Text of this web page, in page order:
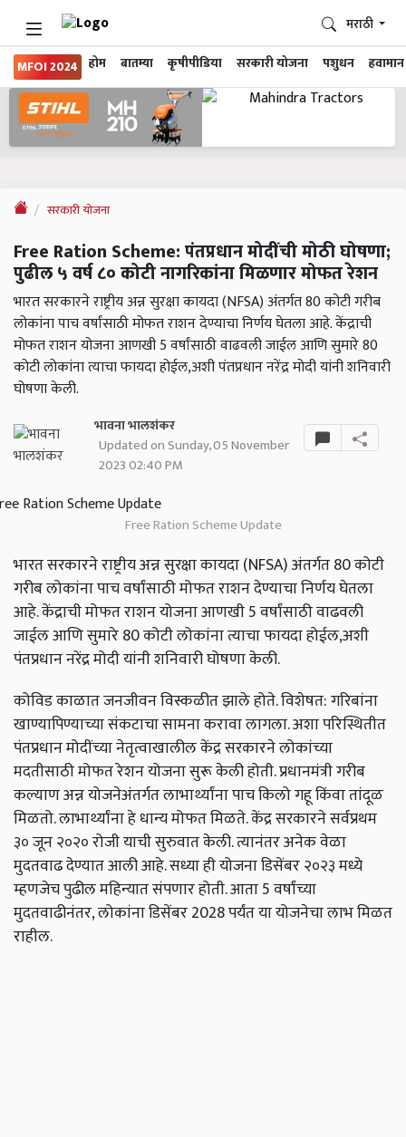
MFOI 2024 होम बातम्या कृषीपीडिया सरकारी योजना पशुधन हवामान
मराठी
सरकारी योजना
Free Ration Scheme: पंतप्रधान मोदींची मोठी घोषणा;
पुढील ५ वर्ष ८० कोटी नागरिकांना मिळणार मोफत रेशन
भारत सरकारने राष्ट्रीय अन्न सुरक्षा कायदा (NFSA) अंतर्गत 80 कोटी गरीब
लोकांना पाच वर्षांसाठी मोफत राशन देण्याचा निर्णय घेतला आहे. केंद्राची
मोफत राशन योजना आणखी 5 वर्षांसाठी वाढवली जाईल आणि सुमारे 80
कोटी लोकांना त्याचा फायदा होईल,अशी पंतप्रधान नरेंद्र मोदी यांनी शनिवारी
घोषणा केली.
भावना भालशंकर
Updated on Sunday, 05 November
2023 02:40 PM
Free Ration Scheme Update
भारत सरकारने राष्ट्रीय अन्न सुरक्षा कायदा (NFSA) अंतर्गत 80 कोटी
गरीब लोकांना पाच वर्षांसाठी मोफत राशन देण्याचा निर्णय घेतला
आहे. केंद्राची मोफत राशन योजना आणखी 5 वर्षांसाठी वाढवली
जाईल आणि सुमारे 80 कोटी लोकांना त्याचा फायदा होईल,अशी
पंतप्रधान नरेंद्र मोदी यांनी शनिवारी घोषणा केली.
कोविड काळात जनजीवन विस्कळीत झाले होते. विशेषत: गरिबांना
खाण्यापिण्याच्या संकटाचा सामना करावा लागला. अशा परिस्थितीत
पंतप्रधान मोदींच्या नेतृत्वाखालील केंद्र सरकारने लोकांच्या
मदतीसाठी मोफत रेशन योजना सुरू केली होती. प्रधानमंत्री गरीब
कल्याण अन्न योजनेअंतर्गत लाभार्थ्यांना पाच किलो गहू किंवा तांदूळ
मिळतो. लाभार्थ्यांना हे धान्य मोफत मिळते. केंद्र सरकारने सर्वप्रथम
३० जून २०२० रोजी याची सुरुवात केली. त्यानंतर अनेक वेळा
मुदतवाढ देण्यात आली आहे. सध्या ही योजना डिसेंबर २०२३ मध्ये
म्हणजेच पुढील महिन्यात संपणार होती. आता 5 वर्षांच्या
मुदतवाढीनंतर, लोकांना डिसेंबर 2028 पर्यंत या योजनेचा लाभ मिळत
राहील.